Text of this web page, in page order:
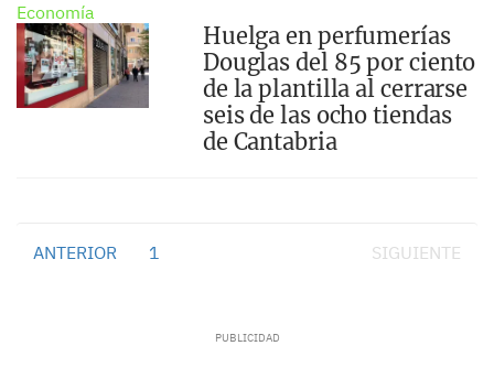
Economía
Huelga en perfumerías
Douglas del 85 por ciento
de la plantilla al cerrarse
seis de las ocho tiendas
de Cantabria
ANTERIOR 1 SIGUIENTE